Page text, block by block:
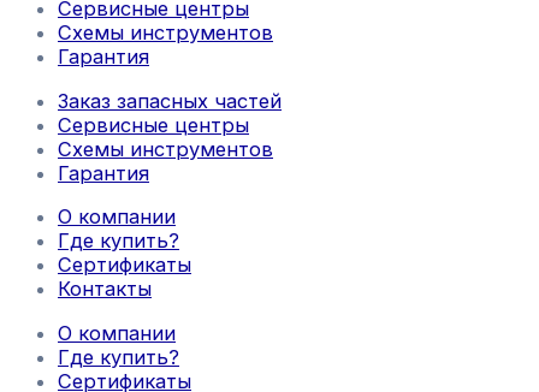
Сервисные центры
Схемы инструментов
Гарантия
Заказ запасных частей
Сервисные центры
Схемы инструментов
Гарантия
О компании
Где купить?
Сертификаты
Контакты
О компании
Где купить?
Сертификаты